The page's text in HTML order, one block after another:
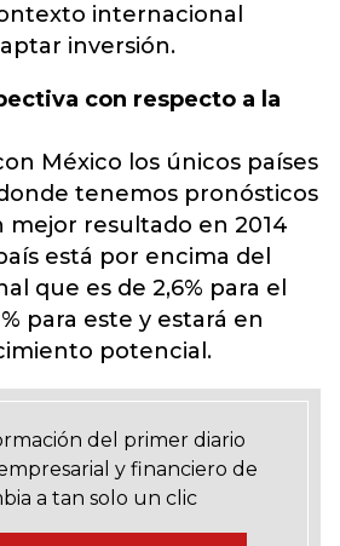
internacional
inversión.
con respecto a la
México los únicos países
tenemos pronósticos
resultado en 2014
está por encima del
que es de 2,6% para el
para este y estará en
potencial.
del primer diario
y financiero de
a tan solo un clic